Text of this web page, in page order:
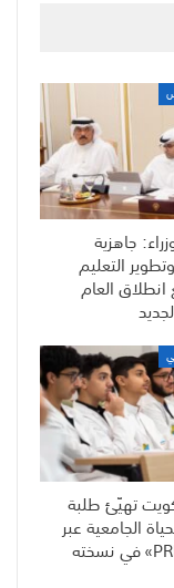
جاهزية
التعليم
العام
تهيّئ طلبة
الجامعية عبر
برنامج «PRE» في نسخته